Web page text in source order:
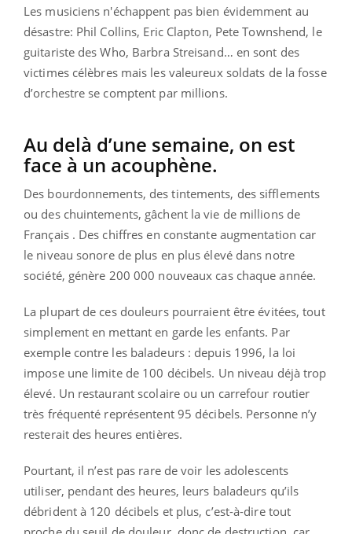
Les musiciens n'échappent pas bien évidemment au
désastre: Phil Collins, Eric Clapton, Pete Townshend, le
guitariste des Who, Barbra Streisand… en sont des
victimes célèbres mais les valeureux soldats de la fosse
d’orchestre se comptent par millions.
Au delà d’une semaine, on est
face à un acouphène.
Des bourdonnements, des tintements, des sifflements
ou des chuintements, gâchent la vie de millions de
Français . Des chiffres en constante augmentation car
le niveau sonore de plus en plus élevé dans notre
société, génère 200 000 nouveaux cas chaque année.
La plupart de ces douleurs pourraient être évitées, tout
simplement en mettant en garde les enfants. Par
exemple contre les baladeurs : depuis 1996, la loi
impose une limite de 100 décibels. Un niveau déjà trop
élevé. Un restaurant scolaire ou un carrefour routier
très fréquenté représentent 95 décibels. Personne n’y
resterait des heures entières.
Pourtant, il n’est pas rare de voir les adolescents
utiliser, pendant des heures, leurs baladeurs qu’ils
débrident à 120 décibels et plus, c’est-à-dire tout